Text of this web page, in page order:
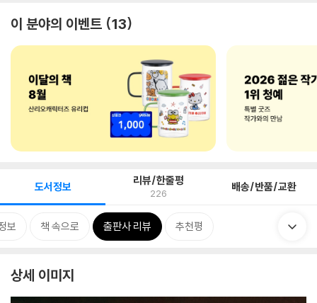
이 분야의 이벤트 13
도서정보 리뷰/한줄평
226 배송/반품/교환
보 책 속으로 출판사 리뷰 추천평
상세 이미지